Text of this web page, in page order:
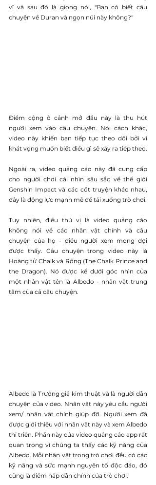
vĩ và sau đó là giọng nói, "Bạn có biết câu
chuyện về Duran và ngọn núi này không?"
Điểm cộng ở cảnh mở đầu này là thu hút
người xem vào câu chuyện. Nói cách khác,
video này khiến bạn tiếp tục theo dõi bởi vì
khát vọng muốn biết điều gì sẽ xảy ra tiếp theo.
Ngoài ra, video quảng cáo này đã cung cấp
cho người chơi cái nhìn sâu sắc về thế giới
Genshin Impact và các cốt truyện khác nhau,
đây là động lực mạnh mẽ để tải xuống trò chơi.
Tuy nhiên, điều thú vị là video quảng cáo
không nói về các nhân vật chính và câu
chuyện của họ - điều người xem mong đợi
được thấy. Câu chuyện trong video này là
Hoàng tử Chalk và Rồng (The Chalk Prince and
the Dragon). Nó được kể dưới góc nhìn của
một nhân vật tên là Albedo - nhân vật trung
tâm của cả câu chuyện.
Albedo là Trưởng giả kim thuật và là người dẫn
chuyện của video. Nhân vật này yêu cầu người
xem/ nhân vật chính giúp đỡ. Người xem đã
được giới thiệu với nhân vật này và xem Albedo
thi triển. Phần này của video quảng cáo app rất
quan trọng vì chúng ta thấy các kỹ năng của
Albedo. Mỗi nhân vật trong trò chơi đều có các
kỹ năng và sức mạnh nguyên tố độc đáo, đó
cũng là điểm hấp dẫn chính của trò chơi.